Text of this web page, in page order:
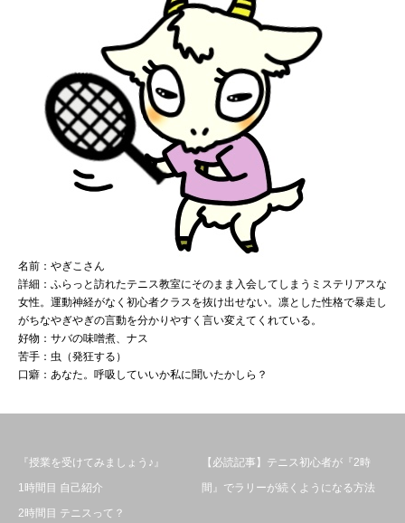
名前：やぎこさん
詳細：ふらっと訪れたテニス教室にそのまま入会してしまうミステリアスな
女性。運動神経がなく初心者クラスを抜け出せない。凛とした性格で暴走し
がちなやぎやぎの言動を分かりやすく言い変えてくれている。
好物：サバの味噌煮、ナス
苦手：虫（発狂する）
口癖：あなた。呼吸していいか私に聞いたかしら？
『授業を受けてみましょう♪』
1時間目 自己紹介
2時間目 テニスって？
【必読記事】テニス初心者が『2時
間』でラリーが続くようになる方法